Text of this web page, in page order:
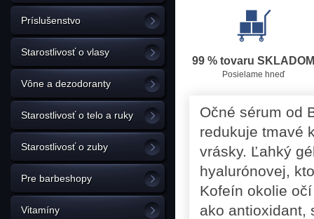
Príslušenstvo
Starostlivosť o vlasy
Vône a dezodoranty
Starostlivosť o telo a ruky
Starostlivosť o zuby
Pre barbeshopy
Vitamíny
99 % tovaru SKLADOM
Posielame hneď
Očné sérum od
redukuje tmavé
vrásky. Ľahký
hyalurónovej,
Kofeín okolie
ako antioxidant,